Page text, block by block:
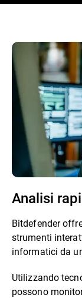
Analisi
Bitdefender
strumenti
informatici da
Utilizzando
possono